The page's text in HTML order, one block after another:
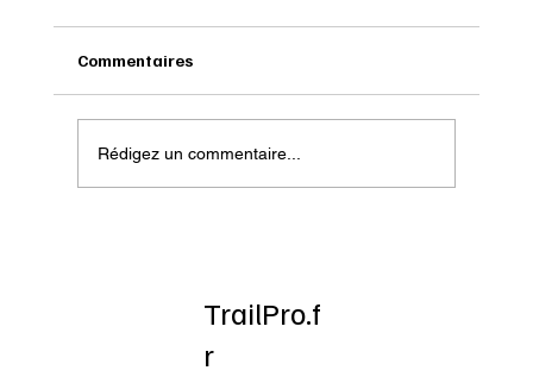
Onatera : Pour affronter l’hiver
Commentaires
Rédigez un commentaire...
TrailPro.f
r